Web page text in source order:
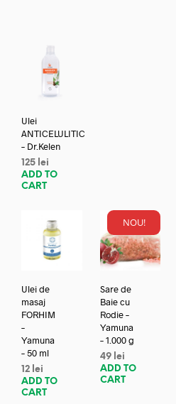
Ulei
ANTICELULITIC
– Dr.Kelen
125 lei
ADD TO
CART
Ulei de
masaj
FORHIM
–
Yamuna
– 50 ml
12 lei
ADD TO
CART
NOU!
Sare de
Baie cu
Rodie –
Yamuna
– 1.000 g
49 lei
ADD TO
CART